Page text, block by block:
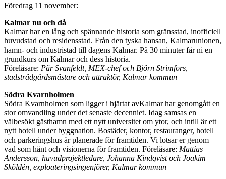
Föredrag 11 november:
Kalmar nu och då
Kalmar har en lång och spännande historia som gränsstad, inofficiell
huvudstad och residensstad. Från den tyska hansan, Kalmarunionen,
hamn- och industristad till dagens Kalmar. På 30 minuter får ni en
grundkurs om Kalmar och dess historia.
Föreläsare: Pär Svanfeldt, MEX-chef och Björn Strimfors,
stadsträdgårdsmästare och attraktör, Kalmar kommun
Södra Kvarnholmen
Södra Kvarnholmen som ligger i hjärtat avKalmar har genomgått en
stor omvandling under det senaste decenniet. Idag samsas en
välbesökt gästhamn med ett nytt universitet om ytor, och intill är ett
nytt hotell under byggnation. Bostäder, kontor, restauranger, hotell
och parkeringshus är planerade för framtiden. Vi lotsar er genom
vad som hänt och visionerna för framtiden. Föreläsare: Mattias
Andersson, huvudprojektledare, Johanna Kindqvist och Joakim
Sköldén, exploateringsingenjörer, Kalmar kommun